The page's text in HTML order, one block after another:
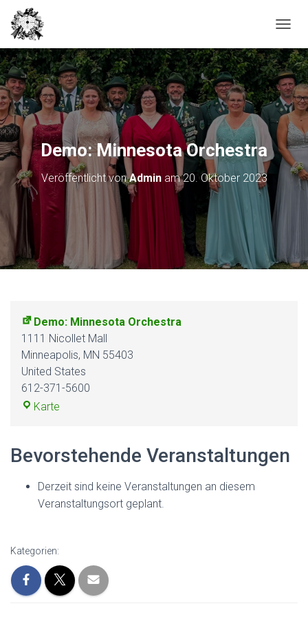
A
V
I
G
A
T
O
N
U
T
E
Demo: Minnesota Orchestra
Veröffentlicht vonAdminam20. Oktober 2023
Demo: Minnesota Orchestra
1111 Nicollet Mall
Minneapolis, MN 55403
United States
612-371-5600
Karte
Bevorstehende Veranstaltungen
Derzeit sind keine Veranstaltungen an diesem
Veranstaltungsort geplant.
Kategorien: